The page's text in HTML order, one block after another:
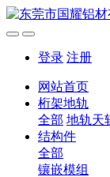
登录 注册
网站首页
桁架地轨
全部 地轨天
结构件
全部
镶嵌模组